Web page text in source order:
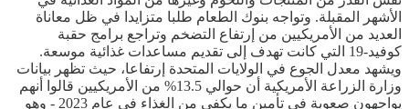
الأشهر المقبلة. وتواجه بنوك الطعام طلبا متزايدا في ظل معاناة
العديد من الأمريكيين من إرتفاع التضخم وتراجع برامج حقبة
كوفيد-19 التي كانت تهدف إلى تقديم مساعدات غذائية موسعة.
ويشهد معدل الجوع في الولايات المتحدة إرتفاعا، حيث تظهر بيانات
وزارة الزراعة الأمريكية أن حوالي 13.5% من الأمريكيين قالوا أنهم
يواجهون صعوبة في تأمين ما يكفي من الغذاء في عام 2023 - وهو